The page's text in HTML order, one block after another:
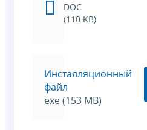
DOC
(110 KB)
Инсталляционный
файл
exe (153 MB)